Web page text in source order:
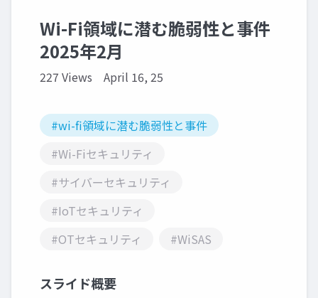
Wi-Fi領域に潜む脆弱性と事件
2025年2月
227 Views April 16, 25
#wi-fi領域に潜む脆弱性と事件
#Wi-Fiセキュリティ
#サイバーセキュリティ
#IoTセキュリティ
#OTセキュリティ
#WiSAS
スライド概要